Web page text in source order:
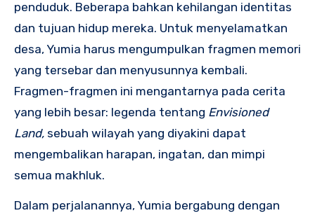
penduduk. Beberapa bahkan kehilangan identitas
dan tujuan hidup mereka. Untuk menyelamatkan
desa, Yumia harus mengumpulkan fragmen memori
yang tersebar dan menyusunnya kembali.
Fragmen-fragmen ini mengantarnya pada cerita
yang lebih besar: legenda tentang Envisioned
Land, sebuah wilayah yang diyakini dapat
mengembalikan harapan, ingatan, dan mimpi
semua makhluk.
Dalam perjalanannya, Yumia bergabung dengan